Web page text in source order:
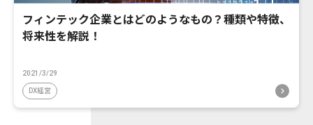
フィンテック企業とはどのようなもの？種類や特徴、
将来性を解説！
2021/3/29
DX経営